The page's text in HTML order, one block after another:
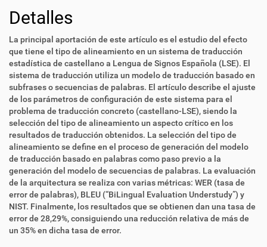
Detalles
La principal aportación de este artículo es el estudio del efecto
que tiene el tipo de alineamiento en un sistema de traducción
estadística de castellano a Lengua de Signos Española (LSE). El
sistema de traducción utiliza un modelo de traducción basado en
subfrases o secuencias de palabras. El artículo describe el ajuste
de los parámetros de configuración de este sistema para el
problema de traducción concreto (castellano-LSE), siendo la
selección del tipo de alineamiento un aspecto crítico en los
resultados de traducción obtenidos. La selección del tipo de
alineamiento se define en el proceso de generación del modelo
de traducción basado en palabras como paso previo a la
generación del modelo de secuencias de palabras. La evaluación
de la arquitectura se realiza con varias métricas: WER (tasa de
error de palabras), BLEU (“BiLingual Evaluation Understudy”) y
NIST. Finalmente, los resultados que se obtienen dan una tasa de
error de 28,29%, consiguiendo una reducción relativa de más de
un 35% en dicha tasa de error.